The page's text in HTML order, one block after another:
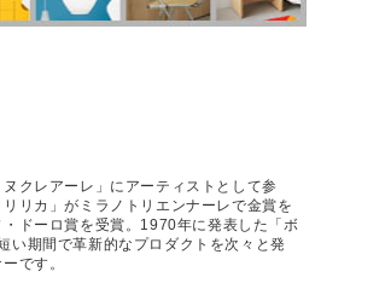
クレアーレ」にアーティストとして参
リカ」がミラノトリエンナーレで金賞を
ドーロ賞を受賞。1970年に発表した「ボ
い期間で革新的なプロダクトを次々と発
です。